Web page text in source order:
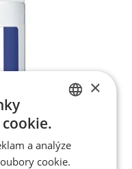
ENGLISH
×
a analýze
cookie.